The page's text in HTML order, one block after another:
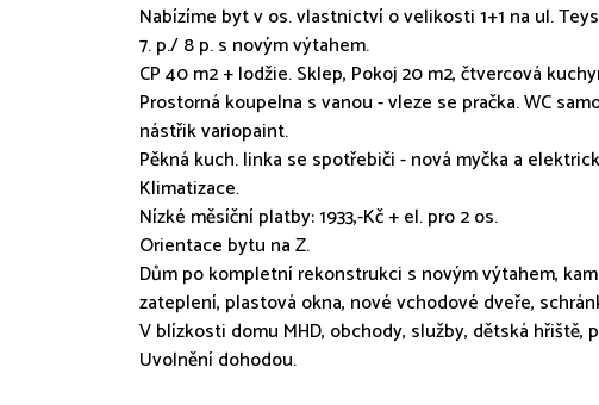
Nabízíme byt v os. vlastnictví o velikosti 1+1 na ul.
7. p./ 8 p. s novým výtahem.
CP 40 m2 + lodžie. Sklep, Pokoj 20 m2, čtvercová
Prostorná koupelna s vanou - vleze se pračka. WC
nástřik variopaint.
Pěkná kuch. linka se spotřebiči - nová myčka a
Klimatizace.
Nízké měsíční platby: 1933,-Kč + el. pro 2 os.
Orientace bytu na Z.
Dům po kompletní rekonstrukci s novým výtahem,
zateplení, plastová okna, nové vchodové dveře,
V blízkosti domu MHD, obchody, služby, dětská hřiště,
Uvolnění dohodou.